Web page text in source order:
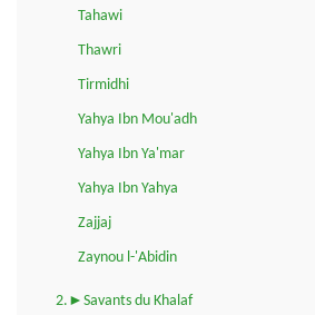
Tahawi
Thawri
Tirmidhi
Yahya Ibn Mou'adh
Yahya Ibn Ya'mar
Yahya Ibn Yahya
Zajjaj
Zaynou l-'Abidin
2.►Savants du Khalaf